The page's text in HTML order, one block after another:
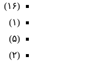
(۱۶)
(۱)
(۵)
(۲)